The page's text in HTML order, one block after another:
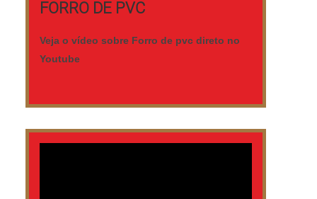
FORRO DE PVC
Veja o vídeo sobre Forro de pvc direto no
Youtube